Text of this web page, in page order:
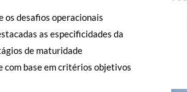
os desafios operacionais
as especificidades da
de maturidade
com base em critérios objetivos